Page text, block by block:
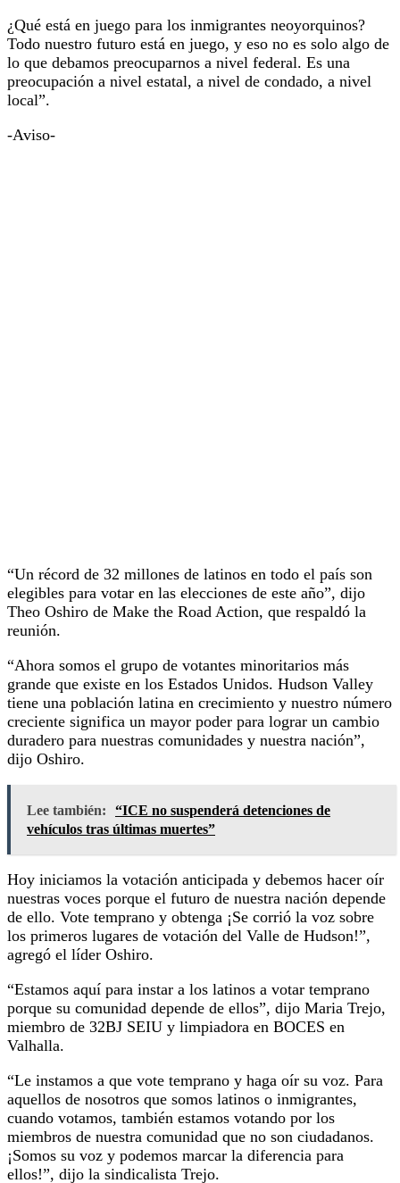
¿Qué está en juego para los inmigrantes neoyorquinos?
Todo nuestro futuro está en juego, y eso no es solo algo de
lo que debamos preocuparnos a nivel federal. Es una
preocupación a nivel estatal, a nivel de condado, a nivel
local”.
-Aviso-
“Un récord de 32 millones de latinos en todo el país son
elegibles para votar en las elecciones de este año”, dijo
Theo Oshiro de Make the Road Action, que respaldó la
reunión.
“Ahora somos el grupo de votantes minoritarios más
grande que existe en los Estados Unidos. Hudson Valley
tiene una población latina en crecimiento y nuestro número
creciente significa un mayor poder para lograr un cambio
duradero para nuestras comunidades y nuestra nación”,
dijo Oshiro.
Lee también:
“ICE no suspenderá detenciones de
vehículos tras últimas muertes”
Hoy iniciamos la votación anticipada y debemos hacer oír
nuestras voces porque el futuro de nuestra nación depende
de ello. Vote temprano y obtenga ¡Se corrió la voz sobre
los primeros lugares de votación del Valle de Hudson!”,
agregó el líder Oshiro.
“Estamos aquí para instar a los latinos a votar temprano
porque su comunidad depende de ellos”, dijo Maria Trejo,
miembro de 32BJ SEIU y limpiadora en BOCES en
Valhalla.
“Le instamos a que vote temprano y haga oír su voz. Para
aquellos de nosotros que somos latinos o inmigrantes,
cuando votamos, también estamos votando por los
miembros de nuestra comunidad que no son ciudadanos.
¡Somos su voz y podemos marcar la diferencia para
ellos!”, dijo la sindicalista Trejo.